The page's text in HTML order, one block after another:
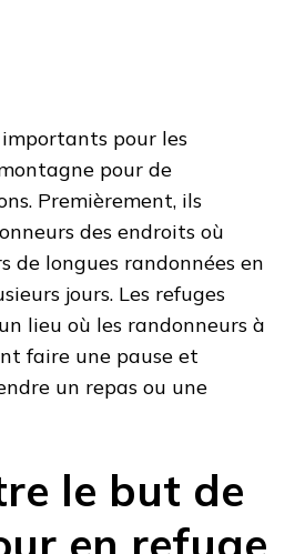
pour les
pour de
Premièrement, ils
des endroits où
de longues randonnées en
jours. Les refuges
lieu où les randonneurs à
faire une pause et
un repas ou une
le but de